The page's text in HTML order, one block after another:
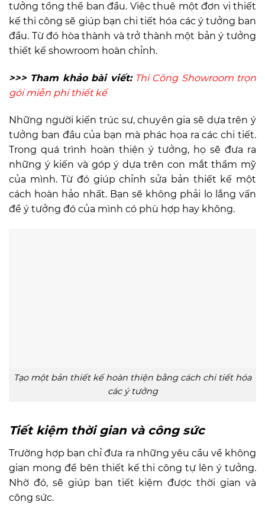
tưởng tổng thể ban đầu. Việc thuê một đơn vị thiết
kế thi công sẽ giúp bạn chi tiết hóa các ý tưởng ban
đầu. Từ đó hòa thành và trở thành một bản ý tưởng
thiết kế showroom hoàn chỉnh.
>>> Tham khảo bài viết: Thi Công Showroom trọn
gói miễn phí thiết kế
Những người kiến trúc sư, chuyên gia sẽ dựa trên ý
tưởng ban đầu của bạn mà phác họa ra các chi tiết.
Trong quá trình hoàn thiện ý tưởng, họ sẽ đưa ra
những ý kiến và góp ý dựa trên con mắt thẩm mỹ
của mình. Từ đó giúp chỉnh sửa bản thiết kế một
cách hoàn hảo nhất. Bạn sẽ không phải lo lắng vấn
đề ý tưởng đó của mình có phù hợp hay không.
Tạo một bản thiết kế hoàn thiện bằng cách chi tiết hóa
các ý tưởng
Tiết kiệm thời gian và công sức
Trường hợp bạn chỉ đưa ra những yêu cầu về không
gian mong để bên thiết kế thi công tự lên ý tưởng.
Nhờ đó, sẽ giúp bạn tiết kiệm được thời gian và
công sức.